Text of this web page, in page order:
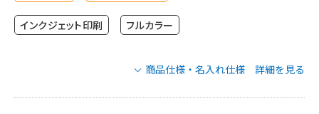
インクジェット印刷 フルカラー
商品仕様・名入れ仕様 詳細を見る